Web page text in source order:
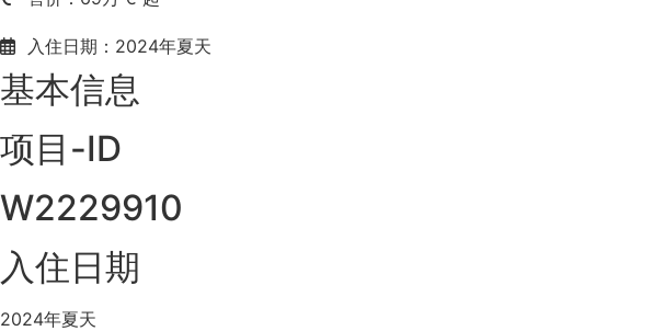
入住日期：2024年夏天
基本信息
项目-ID
W2229910
入住日期
2024年夏天